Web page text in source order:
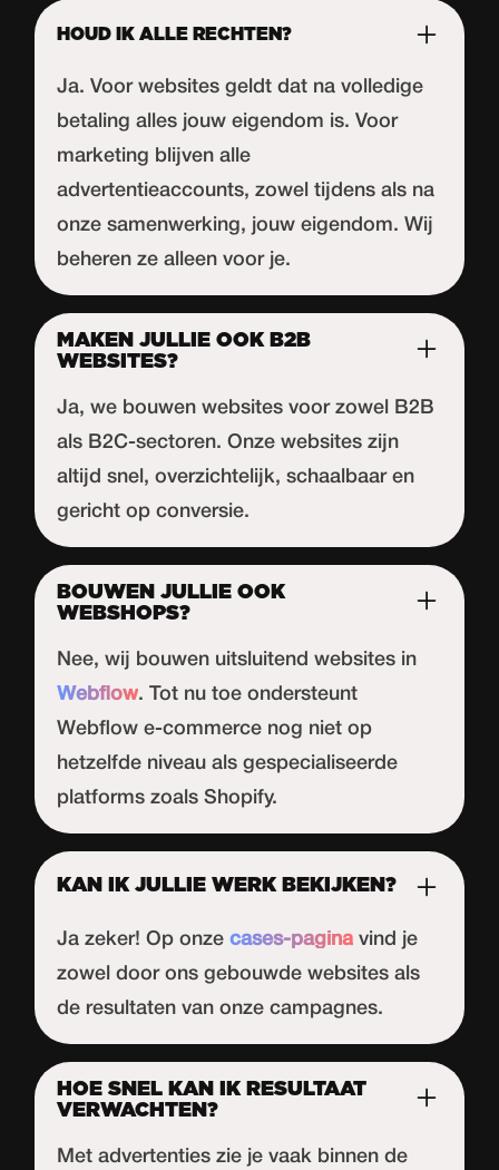
HOUD IK ALLE RECHTEN?
Ja. Voor websites geldt dat na volledige
betaling alles jouw eigendom is. Voor
marketing blijven alle
advertentieaccounts, zowel tijdens als na
onze samenwerking, jouw eigendom. Wij
beheren ze alleen voor je.
MAKEN JULLIE OOK B2B
WEBSITES?
Ja, we bouwen websites voor zowel B2B
als B2C-sectoren. Onze websites zijn
altijd snel, overzichtelijk, schaalbaar en
gericht op conversie.
BOUWEN JULLIE OOK
WEBSHOPS?
Nee, wij bouwen uitsluitend websites in
Webflow. Tot nu toe ondersteunt
Webflow e-commerce nog niet op
hetzelfde niveau als gespecialiseerde
platforms zoals Shopify.
KAN IK JULLIE WERK BEKIJKEN?
Ja zeker! Op onzecases-pagina vind je
zowel door ons gebouwde websites als
de resultaten van onze campagnes.
HOE SNEL KAN IK RESULTAAT
VERWACHTEN?
Met advertenties zie je vaak binnen de